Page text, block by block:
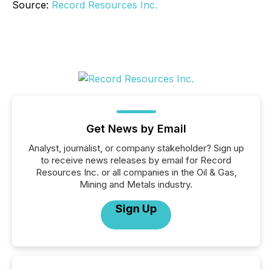
Source: Record Resources Inc.
Get News by Email
Analyst, journalist, or company stakeholder? Sign up
to receive news releases by email for Record
Resources Inc. or all companies in the Oil & Gas,
Mining and Metals industry.
Sign Up